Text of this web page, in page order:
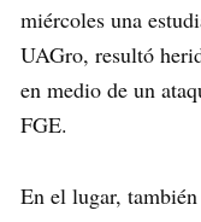
miércoles una
UAGro, resultó
en medio de un
FGE.
En el lugar,